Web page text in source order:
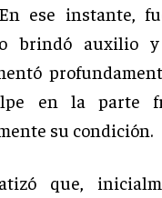
ese instante,
brindó auxilio
en la parte
su condición.
que,